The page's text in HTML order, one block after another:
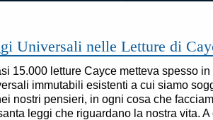
Universali nelle Letture di
15.000 letture Cayce metteva spesso
immutabili esistenti a cui siamo
nostri pensieri, in ogni cosa che
leggi che riguardano la nostra vita.